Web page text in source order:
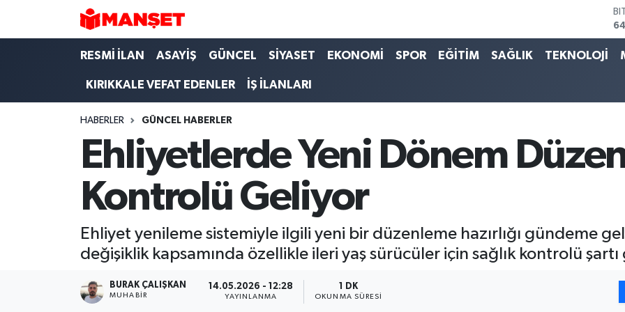
RESMİ İLAN ASAYİŞ GÜNCEL SİYASET EKONOMİ SPOR EĞİTİM SAĞLIK TEKNOLOJİ
KIRIKKALE VEFAT EDENLER İŞ İLANLARI
HABERLER GÜNCEL HABERLER
Ehliyetlerde Yeni Dönem
Kontrolü Geliyor
Ehliyet yenileme sistemiyle ilgili yeni bir düzenleme hazırlığı gündeme
değişiklik kapsamında özellikle ileri yaş sürücüler için sağlık kontrolü
BURAK ÇALIŞKAN
MUHABIR
14.05.2026 - 12:28
YAYINLANMA
1 DK
OKUNMA SÜRESI
Hava Durumu
Trafik Durumu
Süper Lig Puan Durumu ve Fikstür
Tüm Manşetler
Son Dakika Haberleri
Haber Arşivi